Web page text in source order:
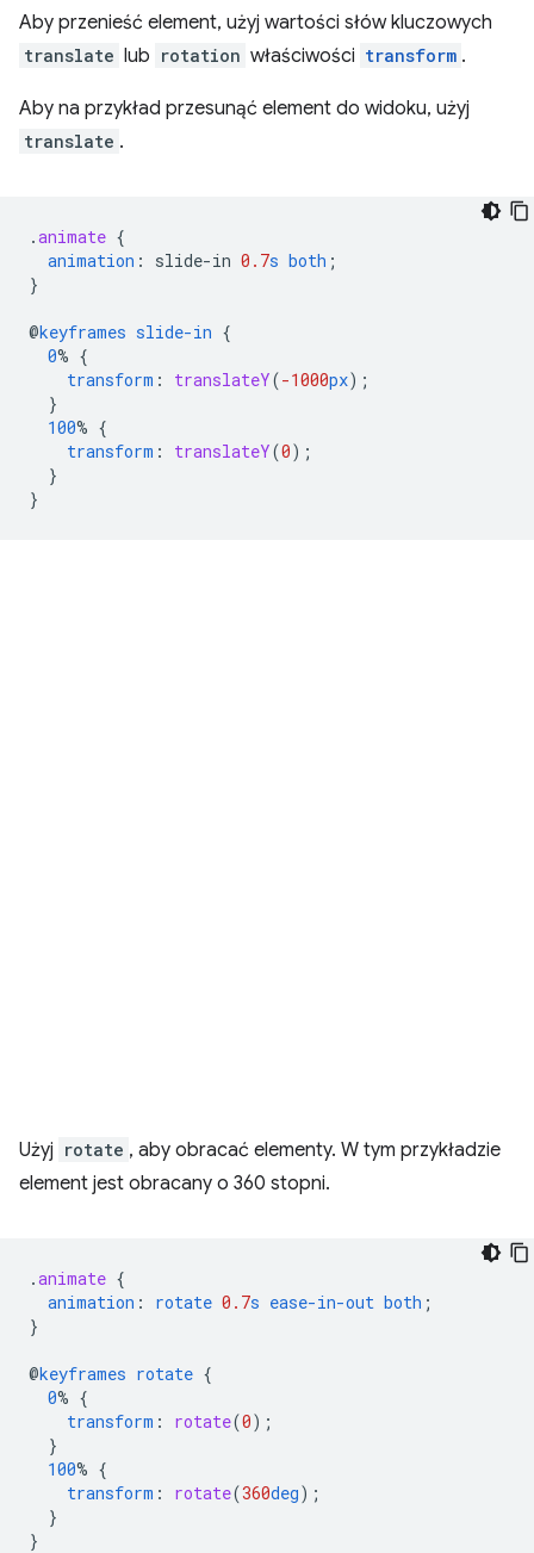
Aby przenieść element, użyj wartości słów kluczowych
translate lub rotation właściwości transform .
Aby na przykład przesunąć element do widoku, użyj
translate .
.animate {
animation : slide-in 0.7s both ;
}
@keyframes slide-in {
0% {
transform : translateY(-1000px);
}
100% {
transform : translateY(0);
}
}
Użyj rotate , aby obracać elementy. W tym przykładzie
element jest obracany o 360 stopni.
.animate {
animation : rotate 0.7s ease-in-out both ;
}
@keyframes rotate {
0% {
transform : rotate(0);
}
100% {
transform : rotate(360deg);
}
}